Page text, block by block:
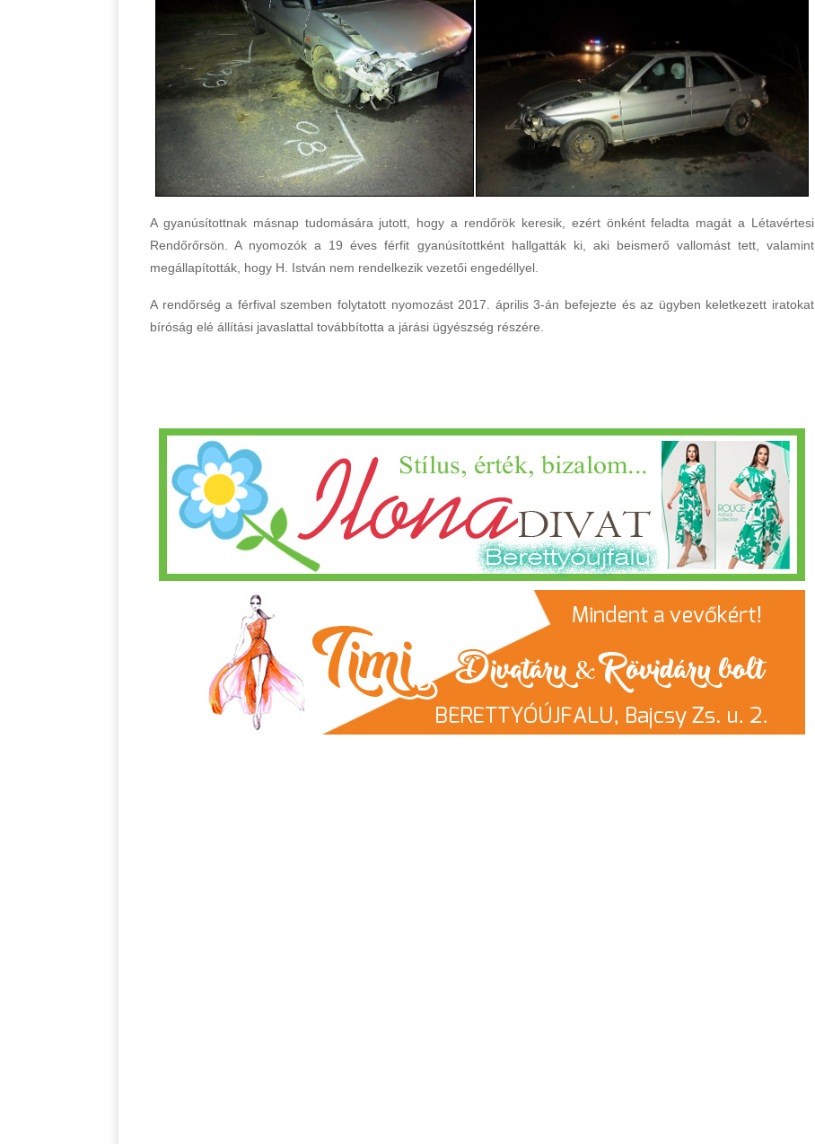
A gyanúsítottnak másnap tudomására jutott, hogy a rendőrök keresik, ezért önként feladta magát a Létavértesi
Rendőrőrsön. A nyomozók a 19 éves férfit gyanúsítottként hallgatták ki, aki beismerő vallomást tett, valamint
megállapították, hogy H. István nem rendelkezik vezetői engedéllyel.
A rendőrség a férfival szemben folytatott nyomozást 2017. április 3-án befejezte és az ügyben keletkezett iratokat
bíróság elé állítási javaslattal továbbította a járási ügyészség részére.